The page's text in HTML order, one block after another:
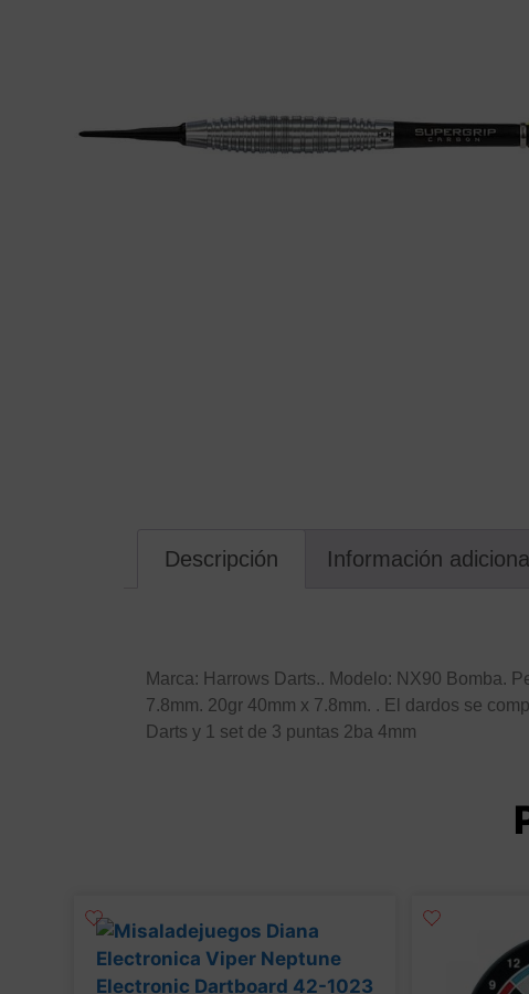
Descripción Información adicional
Marca: Harrows Darts.. Modelo: NX90 Bomba.
7.8mm. 20gr 40mm x 7.8mm. . El dardos se
Darts y 1 set de 3 puntas 2ba 4mm